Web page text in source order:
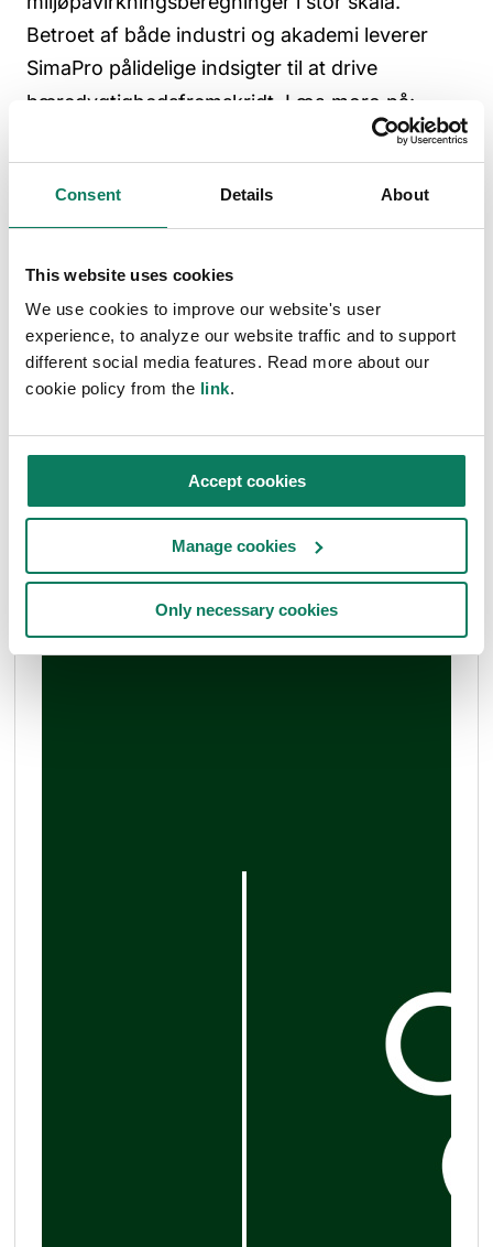
Consent Details About
This website uses cookies
We use cookies to improve our website's user
experience, to analyze our website traffic and to support
different social media features. Read more about our
cookie policy from the link.
Accept cookies
Manage cookies
Only necessary cookies
Betroet af både industri og akademi leverer
SimaPro pålidelige indsigter til at drive
bæredygtighedsfremskridt. Læs mere på:
pre-sustainability.com
Vil du lære mere?
Udforsk flere artikler om emnet.